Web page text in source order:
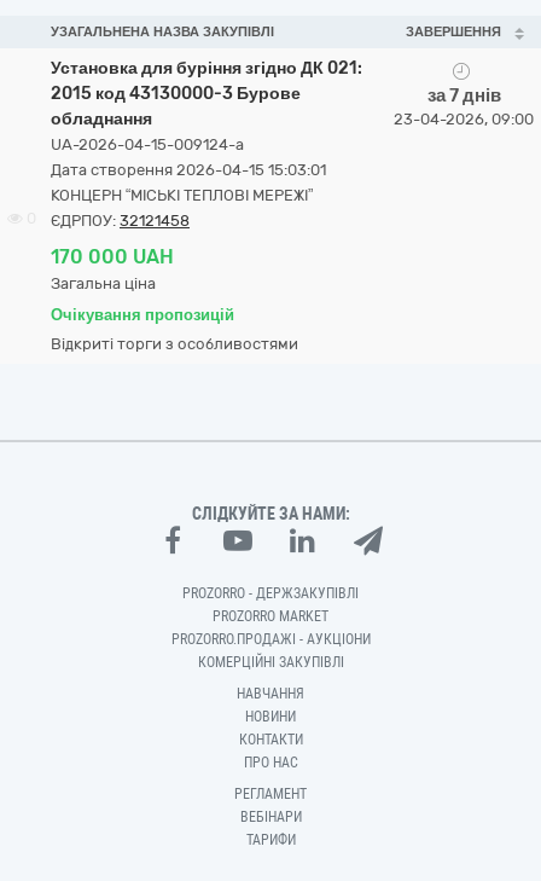
УЗАГАЛЬНЕНА НАЗВА ЗАКУПІВЛІ ЗАВЕРШЕННЯ
Установка для буріння згідно ДК 021:
2015 код 43130000-3 Бурове
обладнання
UA-2026-04-15-009124-a
Дата створення 2026-04-15 15:03:01
КОНЦЕРН “МІСЬКІ ТЕПЛОВІ МЕРЕЖІ”
ЄДРПОУ: 32121458
170 000 UAH
Загальна ціна
Очікування пропозицій
Відкриті торги з особливостями
за 7 днів
23-04-2026, 09:00
СЛІДКУЙТЕ ЗА НАМИ:
PROZORRO - ДЕРЖЗАКУПІВЛІ
PROZORRO MARKET
PROZORRO.ПРОДАЖІ - АУКЦІОНИ
КОМЕРЦІЙНІ ЗАКУПІВЛІ
НАВЧАННЯ
НОВИНИ
КОНТАКТИ
ПРО НАС
РЕГЛАМЕНТ
ВЕБІНАРИ
ТАРИФИ